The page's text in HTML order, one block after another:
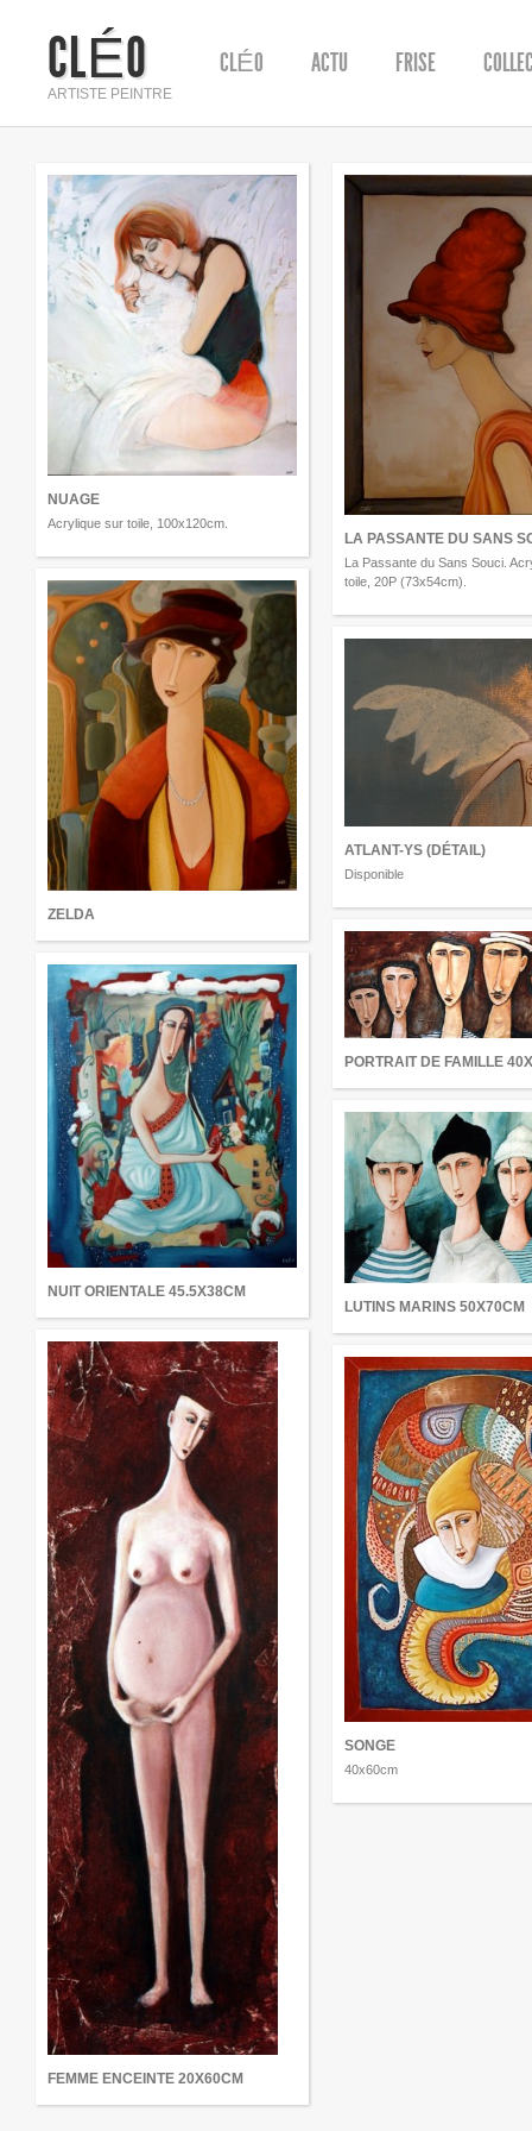
CLÉO
ARTISTE PEINTRE
CLÉO ACTU FRISE
NUAGE
Acrylique sur toile, 100x120cm.
LA PASSANTE DU SANS
La Passante du Sans Souci.
toile, 20P (73x54cm).
ZELDA
ATLANT-YS (DÉTAIL)
Disponible
PORTRAIT DE FAMILLE
NUIT ORIENTALE 45.5X38CM
LUTINS MARINS 50X70CM
FEMME ENCEINTE 20X60CM
SONGE
40x60cm